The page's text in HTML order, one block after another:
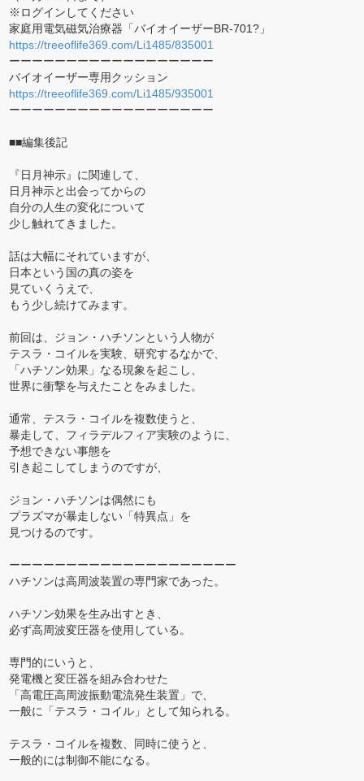
※ログインしてください
家庭用電気磁気治療器「バイオイーザーBR-701?」
https://treeoflife369.com/Li1485/835001
ーーーーーーーーーーーーーーーーーー
バイオイーザー専用クッション
https://treeoflife369.com/Li1485/935001
ーーーーーーーーーーーーーーーーーー
■■編集後記
『日月神示』に関連して、
日月神示と出会ってからの
自分の人生の変化について
少し触れてきました。
話は大幅にそれていますが、
日本という国の真の姿を
見ていくうえで、
もう少し続けてみます。
前回は、ジョン・ハチソンという人物が
テスラ・コイルを実験、研究するなかで、
「ハチソン効果」なる現象を起こし、
世界に衝撃を与えたことをみました。
通常、テスラ・コイルを複数使うと、
暴走して、フィラデルフィア実験のように、
予想できない事態を
引き起こしてしまうのですが、
ジョン・ハチソンは偶然にも
プラズマが暴走しない「特異点」を
見つけるのです。
ーーーーーーーーーーーーーーーーーーーー
ハチソンは高周波装置の専門家であった。
ハチソン効果を生み出すとき、
必ず高周波変圧器を使用している。
専門的にいうと、
発電機と変圧器を組み合わせた
「高電圧高周波振動電流発生装置」で、
一般に「テスラ・コイル」として知られる。
テスラ・コイルを複数、同時に使うと、
一般的には制御不能になる。